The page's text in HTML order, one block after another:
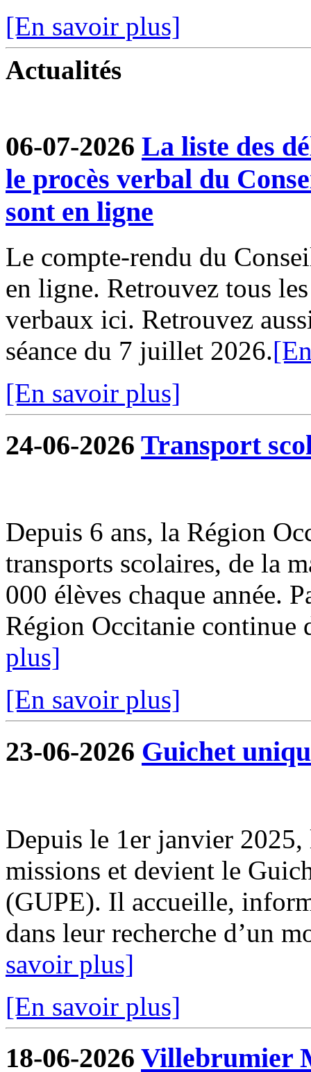
[En savoir plus]
Actualités
06-07-2026 La liste des
le procès verbal du
sont en ligne
Le compte-rendu du
en ligne. Retrouvez tous
verbaux ici. Retrouvez
séance du 7 juillet 2026.
[En savoir plus]
24-06-2026 Transport
Depuis 6 ans, la Région
transports scolaires, de la
000 élèves chaque année.
Région Occitanie continue
plus]
[En savoir plus]
23-06-2026 Guichet
Depuis le 1er janvier 2025,
missions et devient le
(GUPE). Il accueille,
dans leur recherche d’un
savoir plus]
[En savoir plus]
18-06-2026 Villebrumier